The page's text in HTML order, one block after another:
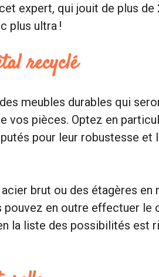
expert, qui jouit de plus de
plus ultra !
recyclé
meubles durables qui
vos pièces. Optez en
pour leur robustesse et
brut ou des étagères en
en outre effectuer le
la liste des possibilités est